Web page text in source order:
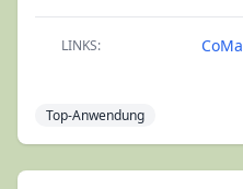
LINKS: CoMa
Top-Anwendung